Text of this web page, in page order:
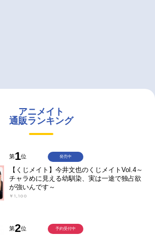
アニメイト
通販ランキング
第1位
【くじメイト】今井文也のくじメイトVol.4～
チャラめに見える幼馴染、実は一途で独占欲
が強いんです～
￥1,100
発売中
第2位 予約受付中